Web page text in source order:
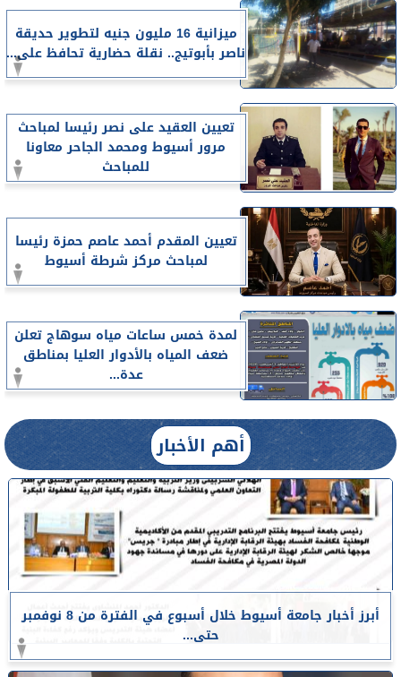
ميزانية 16 مليون جنيه لتطوير حديقة
ناصر بأبوتيج.. نقلة حضارية تحافظ على...
تعيين العقيد على نصر رئيسا لمباحث
مرور أسيوط ومحمد الجاحر معاونا
للمباحث
تعيين المقدم أحمد عاصم حمزة رئيسا
لمباحث مركز شرطة أسيوط
لمدة خمس ساعات مياه سوهاج تعلن
ضعف المياه بالأدوار العليا بمناطق
عدة...
أهم الأخبار
أبرز أخبار جامعة أسيوط خلال أسبوع في الفترة من 8 نوفمبر
حتى...